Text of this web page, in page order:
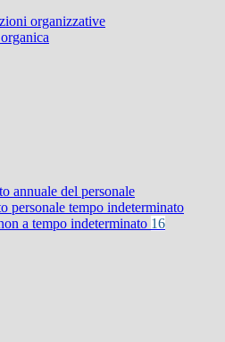
organizzative
annuale del personale
personale tempo indeterminato
a tempo indeterminato 16